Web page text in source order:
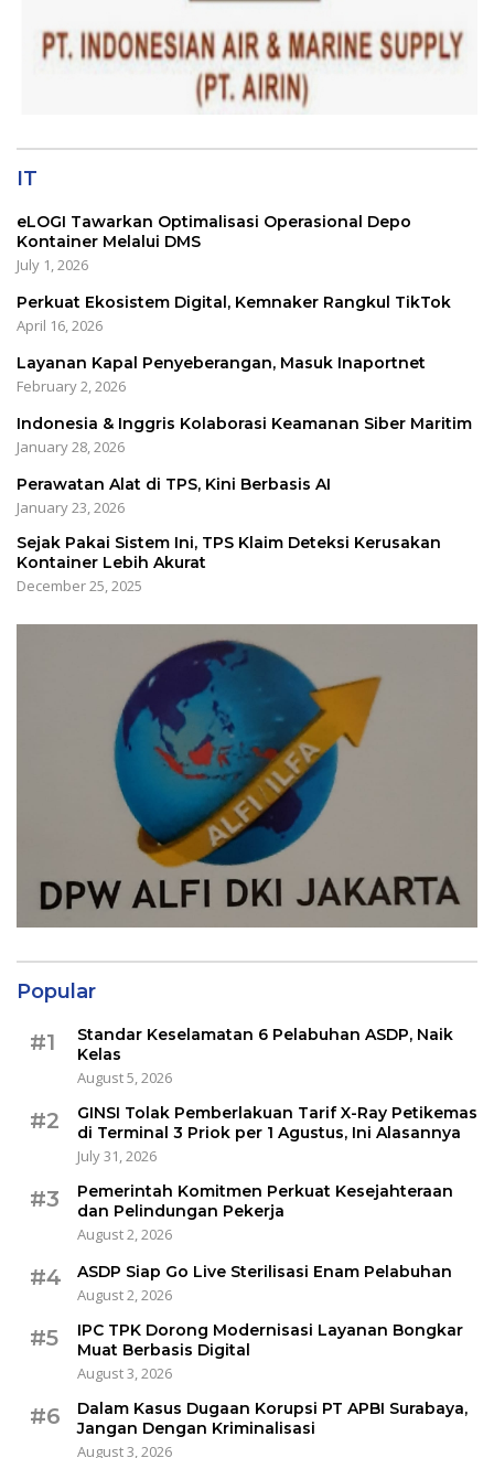
IT
eLOGI Tawarkan Optimalisasi Operasional Depo
Kontainer Melalui DMS
July 1, 2026
Perkuat Ekosistem Digital, Kemnaker Rangkul TikTok
April 16, 2026
Layanan Kapal Penyeberangan, Masuk Inaportnet
February 2, 2026
Indonesia & Inggris Kolaborasi Keamanan Siber Maritim
January 28, 2026
Perawatan Alat di TPS, Kini Berbasis AI
January 23, 2026
Sejak Pakai Sistem Ini, TPS Klaim Deteksi Kerusakan
Kontainer Lebih Akurat
December 25, 2025
Popular
#1
Standar Keselamatan 6 Pelabuhan ASDP, Naik
Kelas
August 5, 2026
#2
GINSI Tolak Pemberlakuan Tarif X-Ray Petikemas
di Terminal 3 Priok per 1 Agustus, Ini Alasannya
July 31, 2026
#3
Pemerintah Komitmen Perkuat Kesejahteraan
dan Pelindungan Pekerja
August 2, 2026
#4
ASDP Siap Go Live Sterilisasi Enam Pelabuhan
August 2, 2026
#5
IPC TPK Dorong Modernisasi Layanan Bongkar
Muat Berbasis Digital
August 3, 2026
#6
Dalam Kasus Dugaan Korupsi PT APBI Surabaya,
Jangan Dengan Kriminalisasi
August 3, 2026